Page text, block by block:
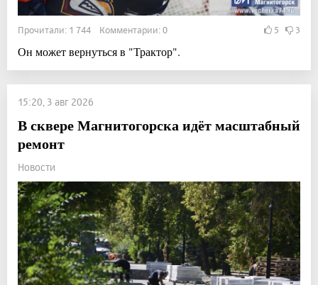
Прочитали: 1 744 Комментарии: 0 5 3
Он может вернуться в "Трактор".
15:20, 3 авг 2026
В сквере Магнитогорска идёт масштабный
ремонт
Новости